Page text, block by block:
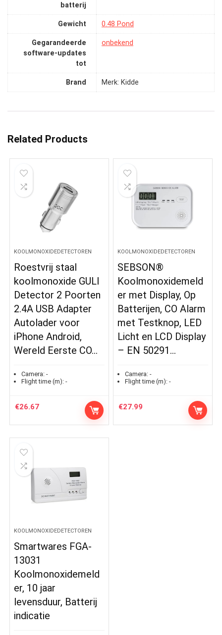
batterij
Gewicht ‎0.48 Pond
Gegarandeerde
software-updates
tot
‎onbekend
Brand Merk: Kidde
Related Products
KOOLMONOXIDEDETECTOREN
Roestvrij staal
koolmonoxide GULI
Detector 2 Poorten
2.4A USB Adapter
Autolader voor
iPhone Android,
Wereld Eerste CO…
Camera: -
Flight time (m): -
€26.67
KOOLMONOXIDEDETECTOREN
SEBSON®
Koolmonoxidemeld
er met Display, Op
Batterijen, CO Alarm
met Testknop, LED
Licht en LCD Display
– EN 50291…
Camera: -
Flight time (m): -
€27.99
KOOLMONOXIDEDETECTOREN
Smartwares FGA-
13031
Koolmonoxidemeld
er, 10 jaar
levensduur, Batterij
indicatie